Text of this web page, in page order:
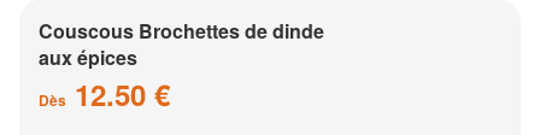
Couscous Brochettes de dinde
aux épices
Dès 12.50 €